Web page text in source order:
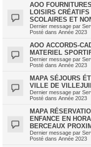
AOO
LOISIRS
SCOLAIRES ET
Dernier message par
Posté dans Année 2023
AOO ACCORDS-
MATERIEL
Dernier message par
Posté dans Année 2023
MAPA SÉJOURS
VILLE DE
Dernier message par
Posté dans Année 2023
MAPA
ENFANCE EN
BERCEAUX
Dernier message par
Posté dans Année 2023